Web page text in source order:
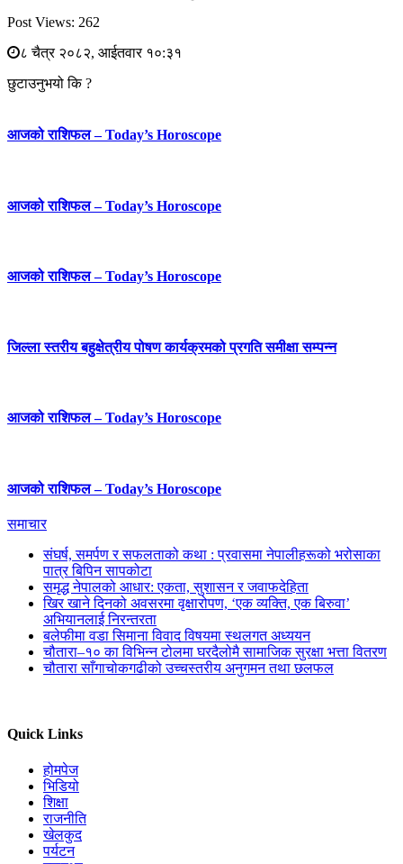
Post Views: 262
८ चैत्र २०८२, आईतवार १०:३१
छुटाउनुभयो कि ?
आजको राशिफल – Today’s Horoscope
आजको राशिफल – Today’s Horoscope
आजको राशिफल – Today’s Horoscope
जिल्ला स्तरीय बहुक्षेत्रीय पोषण कार्यक्रमको प्रगति समीक्षा सम्पन्न
आजको राशिफल – Today’s Horoscope
आजको राशिफल – Today’s Horoscope
समाचार
संघर्ष, समर्पण र सफलताको कथा : प्रवासमा नेपालीहरूको भरोसाका
पात्र बिपिन सापकोटा
समृद्ध नेपालको आधार: एकता, सुशासन र जवाफदेहिता
खिर खाने दिनको अवसरमा वृक्षारोपण, ‘एक व्यक्ति, एक बिरुवा’
अभियानलाई निरन्तरता
बलेफीमा वडा सिमाना विवाद विषयमा स्थलगत अध्ययन
चौतारा–१० का विभिन्न टोलमा घरदैलोमै सामाजिक सुरक्षा भत्ता वितरण
चौतारा साँगाचोकगढीको उच्चस्तरीय अनुगमन तथा छलफल
Quick Links
होमपेज
भिडियो
शिक्षा
राजनीति
खेलकुद
पर्यटन